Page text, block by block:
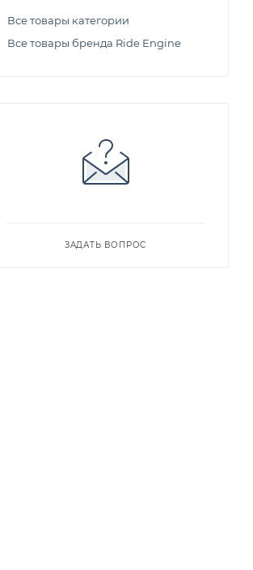
Все товары категории
Все товары бренда Ride Engine
ЗАДАТЬ ВОПРОС